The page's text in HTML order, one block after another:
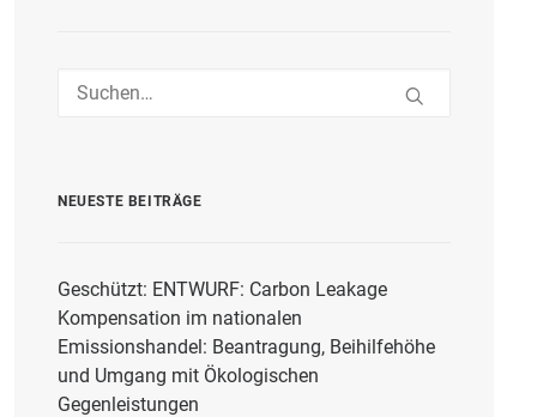
NEUESTE BEITRÄGE
Geschützt: ENTWURF: Carbon Leakage
Kompensation im nationalen
Emissionshandel: Beantragung, Beihilfehöhe
und Umgang mit Ökologischen
Gegenleistungen